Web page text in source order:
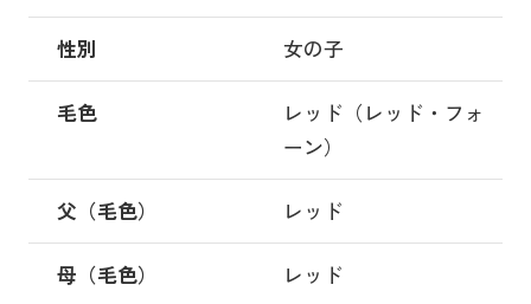
性別 女の子
毛色
レッド（レッド・フォ
ーン）
父（毛色） レッド
母（毛色） レッド